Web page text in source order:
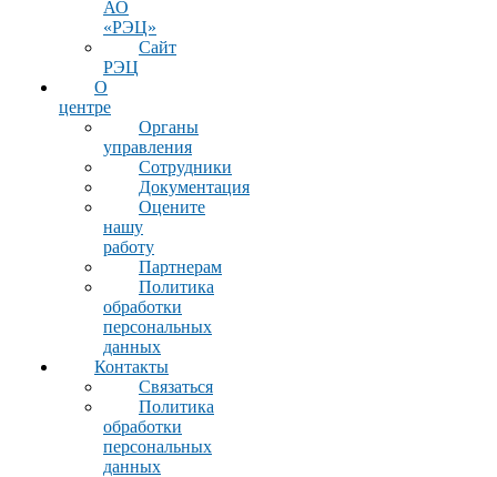
АО
«РЭЦ»
Сайт
РЭЦ
О
центре
Органы
управления
Сотрудники
Документация
Оцените
нашу
работу
Партнерам
Политика
обработки
персональных
данных
Контакты
Связаться
Политика
обработки
персональных
данных